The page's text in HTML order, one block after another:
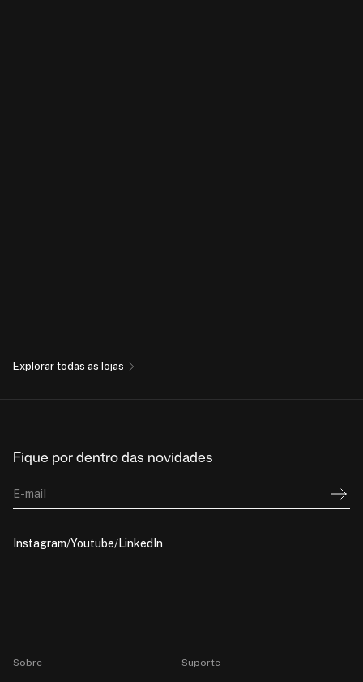
Explorar todas as lojas
Fique por dentro das novidades
E-mail
Instagram Youtube LinkedIn
Sobre Suporte